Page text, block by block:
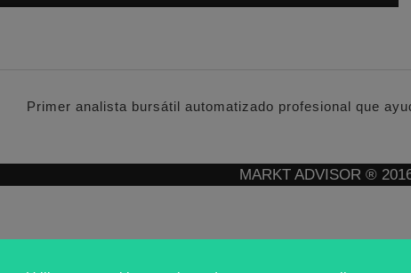
Primer analista bursátil automatizado profesional que
MARKT ADVISOR ®